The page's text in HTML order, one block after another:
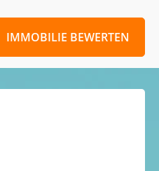
IMMOBILIE BEWERTEN